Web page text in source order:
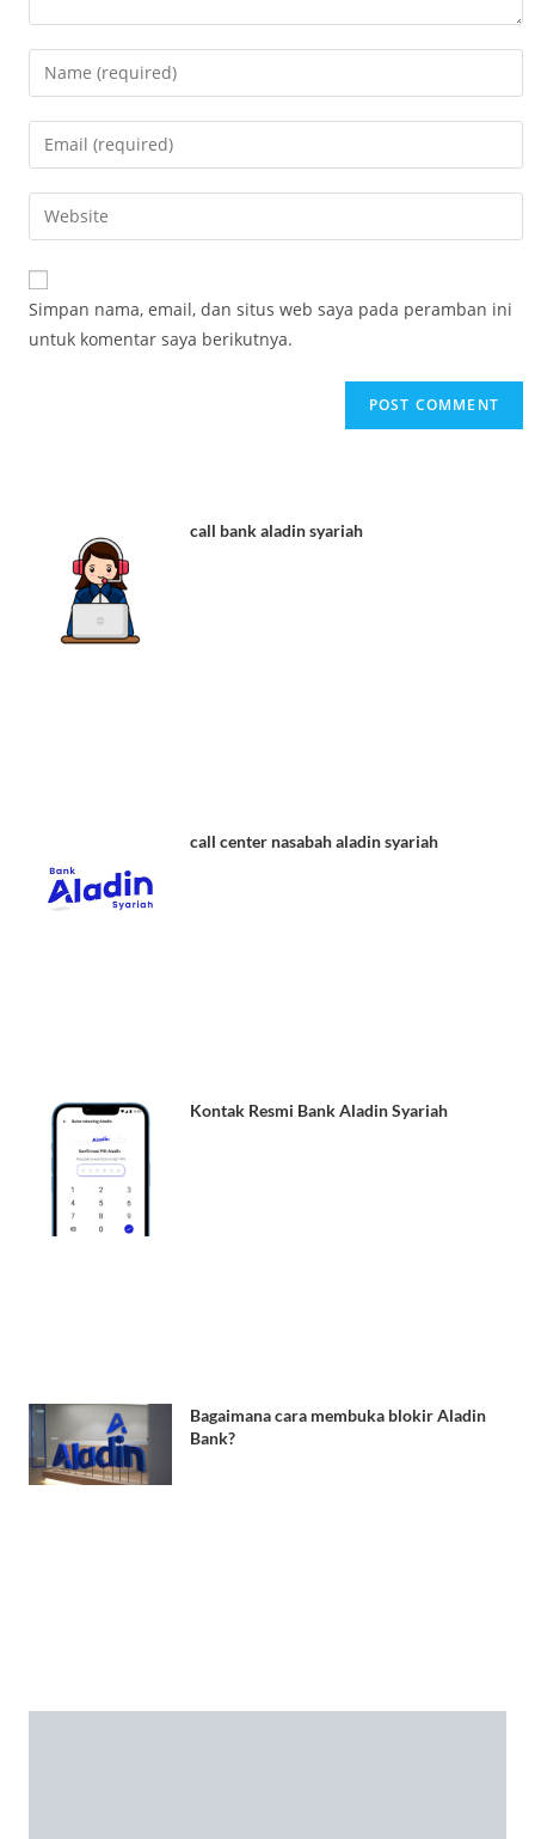
Simpan nama, email, dan situs web saya pada peramban ini
untuk komentar saya berikutnya.
call bank aladin syariah
call center nasabah aladin syariah
Kontak Resmi Bank Aladin Syariah
Bagaimana cara membuka blokir Aladin
Bank?